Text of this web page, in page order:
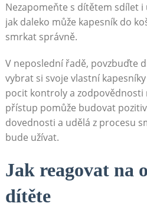
Nezapomeňte s dítětem sdílet
jak daleko může kapesník do
smrkat správně.
V neposlední řadě, povzbuďte
vybrat si svoje vlastní
pocit kontroly a zodpovědnosti
přístup pomůže budovat
dovednosti a udělá z procesu
bude užívat.
Jak reagovat na
dítěte